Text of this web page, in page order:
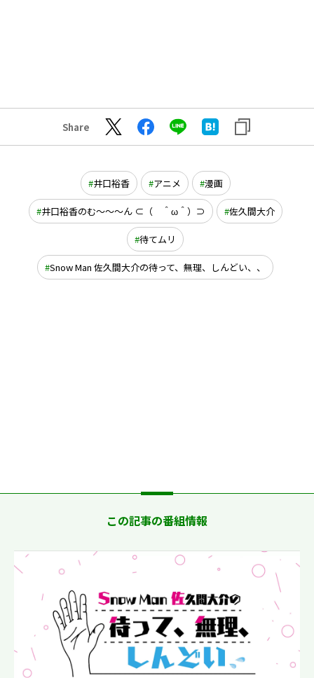
Share
井口裕香 アニメ 漫画
井口裕香のむ～～～ん ⊂（ ＾ω＾）⊃ 佐久間大介
待てムリ
Snow Man 佐久間大介の待って、無理、しんどい、、
この記事の番組情報